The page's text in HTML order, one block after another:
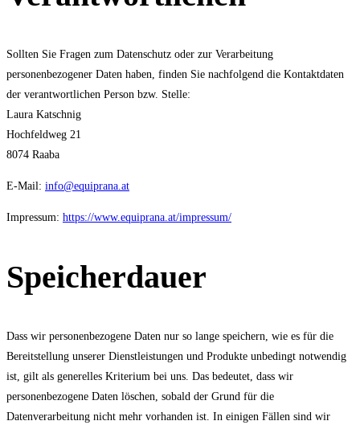
Sollten Sie Fragen zum Datenschutz oder zur Verarbeitung
personenbezogener Daten haben, finden Sie nachfolgend die Kontaktdaten
der verantwortlichen Person bzw. Stelle:
Laura Katschnig
Hochfeldweg 21
8074 Raaba
E-Mail: info@equiprana.at
Impressum: https://www.equiprana.at/impressum/
Speicherdauer
Dass wir personenbezogene Daten nur so lange speichern, wie es für die
Bereitstellung unserer Dienstleistungen und Produkte unbedingt notwendig
ist, gilt als generelles Kriterium bei uns. Das bedeutet, dass wir
personenbezogene Daten löschen, sobald der Grund für die
Datenverarbeitung nicht mehr vorhanden ist. In einigen Fällen sind wir